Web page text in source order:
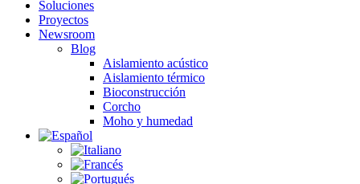
Soluciones
Proyectos
Newsroom
Blog
Aislamiento acústico
Aislamiento térmico
Bioconstrucción
Corcho
Moho y humedad